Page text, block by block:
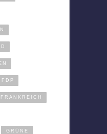
FDP
FRANKREICH
GRÜNE